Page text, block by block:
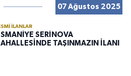
07 Ağustos 2025
İLANLAR
SERİNOVA
TAŞINMAZIN İLANI